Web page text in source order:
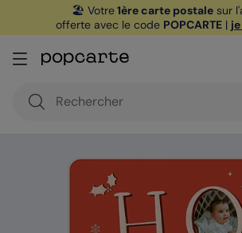
🏖️ Votre1ère carte postale sur
offerte avec le code POPCARTE|